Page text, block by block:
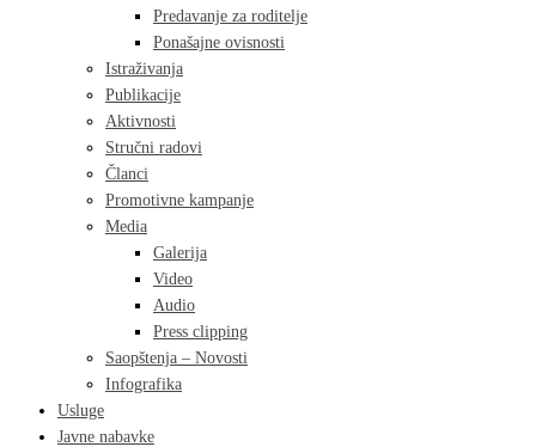
Predavanje za roditelje
Ponašajne ovisnosti
Istraživanja
Publikacije
Aktivnosti
Stručni radovi
Članci
Promotivne kampanje
Media
Galerija
Video
Audio
Press clipping
Saopštenja – Novosti
Infografika
Usluge
Javne nabavke